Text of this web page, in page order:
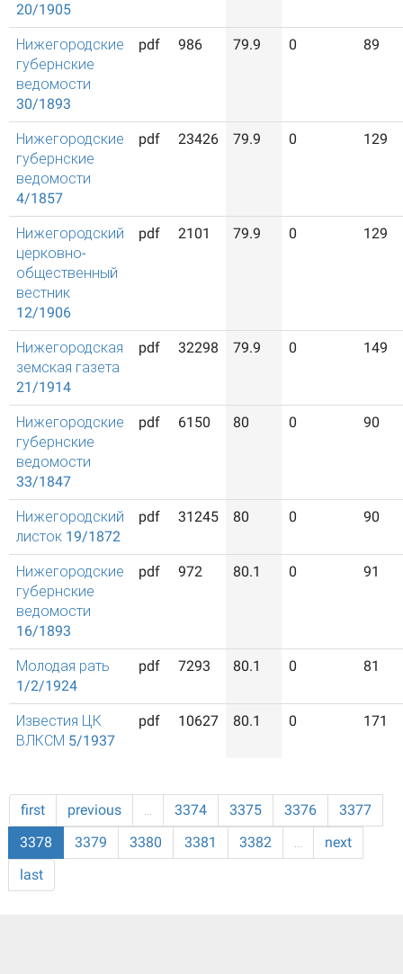
20/1905
Нижегородские
губернские
ведомости
30/1893
pdf 986 79.9 0 89
Нижегородские
губернские
ведомости
4/1857
pdf 23426 79.9 0 129
Нижегородский
церковно-
общественный
вестник
12/1906
pdf 2101 79.9 0 129
Нижегородская
земская газета
21/1914
pdf 32298 79.9 0 149
Нижегородские
губернские
ведомости
33/1847
pdf 6150 80 0 90
Нижегородский
листок 19/1872
pdf 31245 80 0 90
Нижегородские
губернские
ведомости
16/1893
pdf 972 80.1 0 91
Молодая рать
1/2/1924
pdf 7293 80.1 0 81
Известия ЦК
ВЛКСМ 5/1937
pdf 10627 80.1 0 171
first previous … 3374 3375 3376
3377
3378
3379 3380 3381 3382 …
next
last